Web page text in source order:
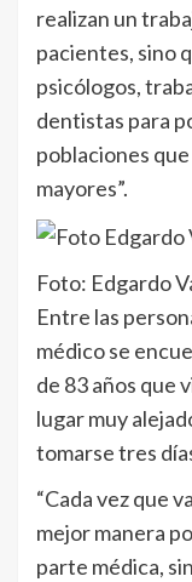
realizan un
pacientes, sino
psicólogos,
dentistas para
poblaciones
mayores”.
Foto: Edgardo
Entre las
médico se
de 83 años que
lugar muy
tomarse tres
“Cada vez que
mejor manera
parte médica,